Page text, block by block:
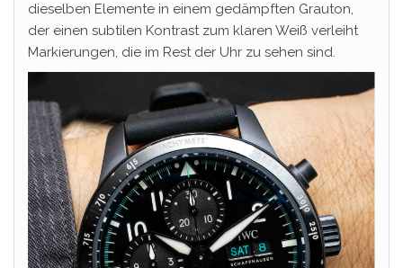
dieselben Elemente in einem gedämpften Grauton,
der einen subtilen Kontrast zum klaren Weiß verleiht
Markierungen, die im Rest der Uhr zu sehen sind.